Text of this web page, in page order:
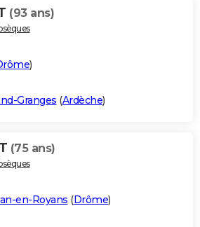
(93 ans)
)
Granges (Ardèche)
(75 ans)
en-Royans (Drôme)